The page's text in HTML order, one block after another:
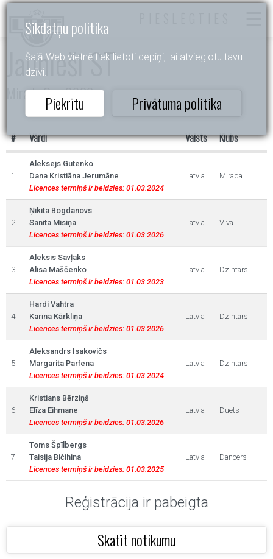
Sīkdatņu politika
Šajā Web vietnē tiek lietoti cepiņi, lai atvieglotu tavu
dzīvi.
Piekrītu Privātuma politika
Jaunieši ST
Mirada Cup 2022
# Vārdi Valsts Klubs
1.
Aleksejs Gutenko
Dana Kristiāna Jerumāne
Licences termiņš ir beidzies: 01.03.2024
Latvia Mirada
2.
Ņikita Bogdanovs
Sanita Misiņa
Licences termiņš ir beidzies: 01.03.2026
Latvia Viva
3.
Aleksis Savļaks
Alisa Maščenko
Licences termiņš ir beidzies: 01.03.2023
Latvia Dzintars
4.
Hardi Vahtra
Karīna Kārkliņa
Licences termiņš ir beidzies: 01.03.2026
Latvia Dzintars
5.
Aleksandrs Isakovičs
Margarita Parfena
Licences termiņš ir beidzies: 01.03.2024
Latvia Dzintars
6.
Kristians Bērziņš
Elīza Eihmane
Licences termiņš ir beidzies: 01.03.2026
Latvia Duets
7.
Toms Špīlbergs
Taisija Bičihina
Licences termiņš ir beidzies: 01.03.2025
Latvia Dancers
Reģistrācija ir pabeigta
Skatīt notikumu